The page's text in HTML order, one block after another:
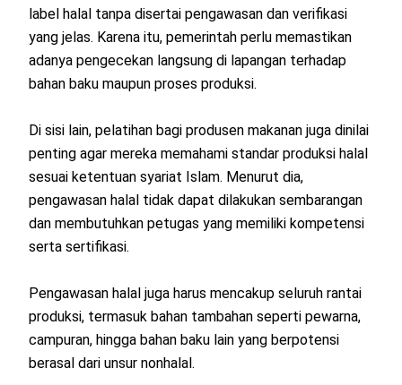
label halal tanpa disertai pengawasan dan verifikasi
yang jelas. Karena itu, pemerintah perlu memastikan
adanya pengecekan langsung di lapangan terhadap
bahan baku maupun proses produksi.
Di sisi lain, pelatihan bagi produsen makanan juga dinilai
penting agar mereka memahami standar produksi halal
sesuai ketentuan syariat Islam. Menurut dia,
pengawasan halal tidak dapat dilakukan sembarangan
dan membutuhkan petugas yang memiliki kompetensi
serta sertifikasi.
Pengawasan halal juga harus mencakup seluruh rantai
produksi, termasuk bahan tambahan seperti pewarna,
campuran, hingga bahan baku lain yang berpotensi
berasal dari unsur nonhalal.